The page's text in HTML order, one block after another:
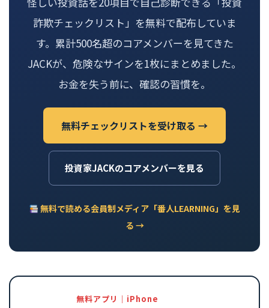
詐欺チェックリスト」を無料で配布していま
す。累計500名超のコアメンバーを見てきた
JACKが、危険なサインを1枚にまとめました。
お金を失う前に、確認の習慣を。
無料チェックリストを受け取る →
投資家JACKのコアメンバーを見る
無料で読める会員制メディア「番人LEARNING」を見
る →
無料アプリ｜iPhone